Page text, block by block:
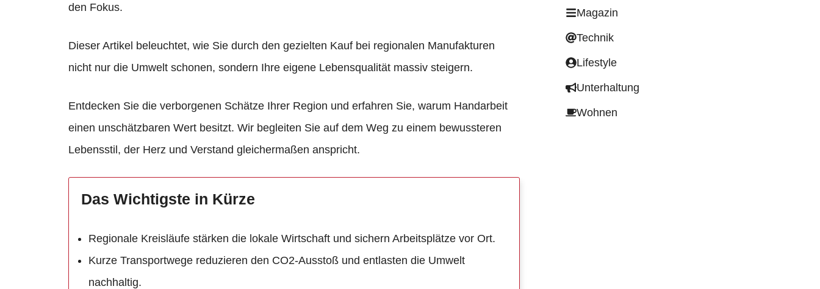
den Fokus.
Dieser Artikel beleuchtet, wie Sie durch den gezielten Kauf bei regionalen Manufakturen
nicht nur die Umwelt schonen, sondern Ihre eigene Lebensqualität massiv steigern.
Entdecken Sie die verborgenen Schätze Ihrer Region und erfahren Sie, warum Handarbeit
einen unschätzbaren Wert besitzt. Wir begleiten Sie auf dem Weg zu einem bewussteren
Lebensstil, der Herz und Verstand gleichermaßen anspricht.
Das Wichtigste in Kürze
Regionale Kreisläufe stärken die lokale Wirtschaft und sichern Arbeitsplätze vor Ort.
Kurze Transportwege reduzieren den CO2-Ausstoß und entlasten die Umwelt
nachhaltig.
Magazin
Technik
Lifestyle
Unterhaltung
Wohnen